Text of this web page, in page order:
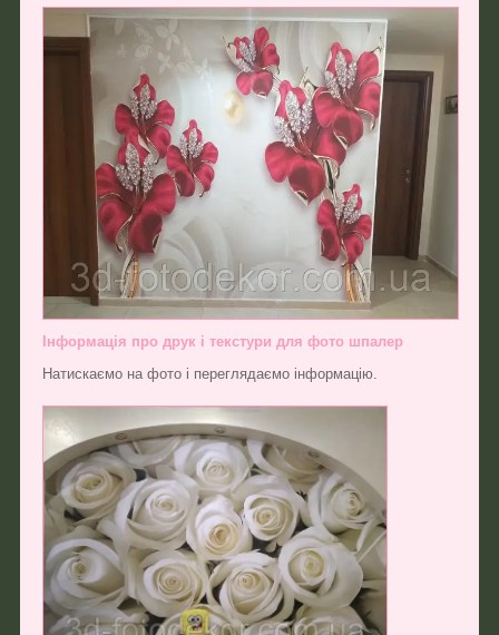
Інформація про друк і текстури для фото шпалер
Натискаємо на фото і переглядаємо інформацію.